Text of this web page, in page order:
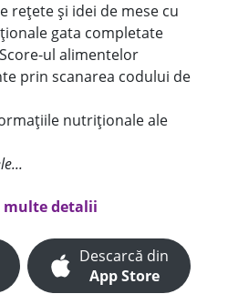
rețete și idei de mese cu
gata completate
ul alimentelor
prin scanarea codului de
nutriționale ale
multe detalii
Descarcă din
App Store